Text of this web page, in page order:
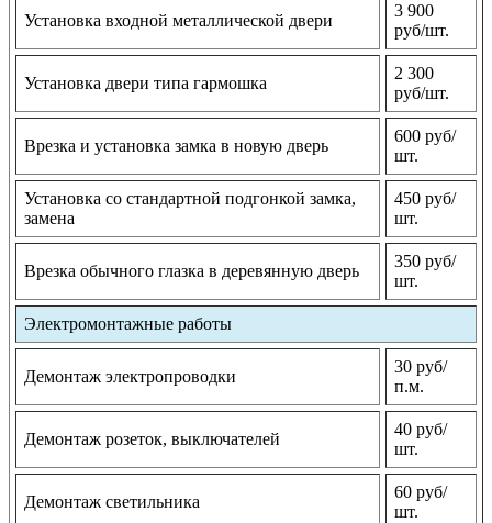
Установка входной металлической двери
3 900
руб/шт.
Установка двери типа гармошка
2 300
руб/шт.
Врезка и установка замка в новую дверь
600 руб/
шт.
Установка со стандартной подгонкой замка,
замена
450 руб/
шт.
Врезка обычного глазка в деревянную дверь
350 руб/
шт.
Электромонтажные работы
Демонтаж электропроводки
30 руб/
п.м.
Демонтаж розеток, выключателей
40 руб/
шт.
Демонтаж светильника
60 руб/
шт.